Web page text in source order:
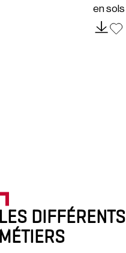
en
LES DIFFÉRENTS
MÉTIERS